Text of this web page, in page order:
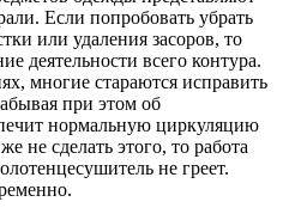
Если попробовать убрать
или удаления засоров, то
деятельности всего контура.
многие стараются исправить
при этом об
нормальную циркуляцию
не сделать этого, то работа
не греет.